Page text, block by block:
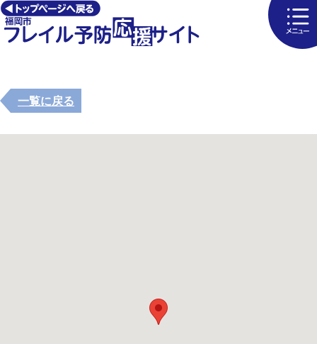
一覧に戻る